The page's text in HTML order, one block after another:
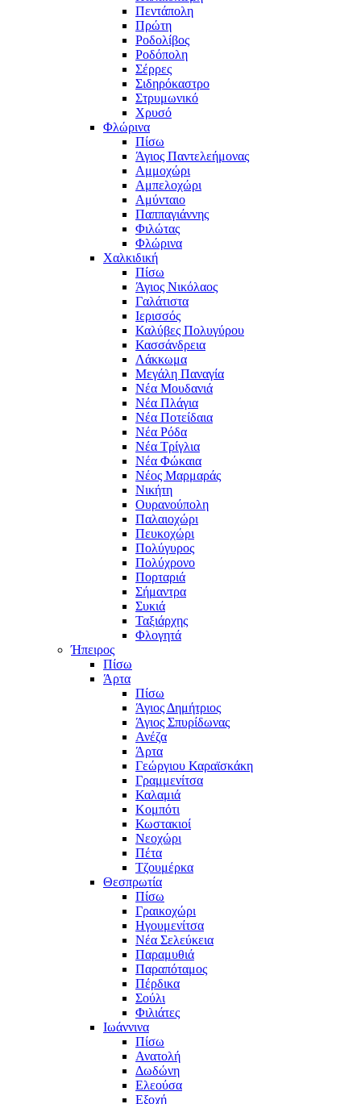
Πεντάπολη
Πρώτη
Ροδολίβος
Ροδόπολη
Σέρρες
Σιδηρόκαστρο
Στρυμωνικό
Χρυσό
Φλώρινα
Πίσω
Άγιος Παντελεήμονας
Αμμοχώρι
Αμπελοχώρι
Αμύνταιο
Παππαγιάννης
Φιλώτας
Φλώρινα
Χαλκιδική
Πίσω
Άγιος Νικόλαος
Γαλάτιστα
Ιερισσός
Καλύβες Πολυγύρου
Κασσάνδρεια
Λάκκωμα
Μεγάλη Παναγία
Νέα Μουδανιά
Νέα Πλάγια
Νέα Ποτείδαια
Νέα Ρόδα
Νέα Τρίγλια
Νέα Φώκαια
Νέος Μαρμαράς
Νικήτη
Ουρανούπολη
Παλαιοχώρι
Πευκοχώρι
Πολύγυρος
Πολύχρονο
Πορταριά
Σήμαντρα
Συκιά
Ταξιάρχης
Φλογητά
Ήπειρος
Πίσω
Άρτα
Πίσω
Άγιος Δημήτριος
Άγιος Σπυρίδωνας
Ανέζα
Άρτα
Γεώργιου Καραϊσκάκη
Γραμμενίτσα
Καλαμιά
Κομπότι
Κωστακιοί
Νεοχώρι
Πέτα
Τζουμέρκα
Θεσπρωτία
Πίσω
Γραικοχώρι
Ηγουμενίτσα
Νέα Σελεύκεια
Παραμυθιά
Παραπόταμος
Πέρδικα
Σούλι
Φιλιάτες
Ιωάννινα
Πίσω
Ανατολή
Δωδώνη
Ελεούσα
Εξοχή